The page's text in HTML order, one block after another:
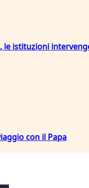
le istituzioni
con il Papa